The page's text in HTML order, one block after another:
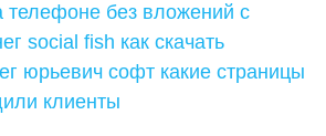
телефоне без вложений с
social fish как скачать
юрьевич софт какие страницы
клиенты